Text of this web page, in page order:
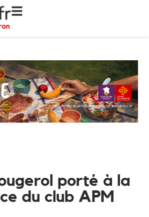
porté à la
du club APM